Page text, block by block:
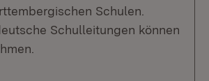
Schulen.
Schulleitungen können